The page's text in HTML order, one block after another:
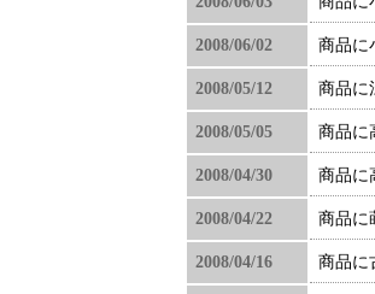
2008/06/02 商品に
2008/05/12 商品に
2008/05/05 商品に
2008/04/30 商品に
2008/04/22 商品に
2008/04/16 商品に